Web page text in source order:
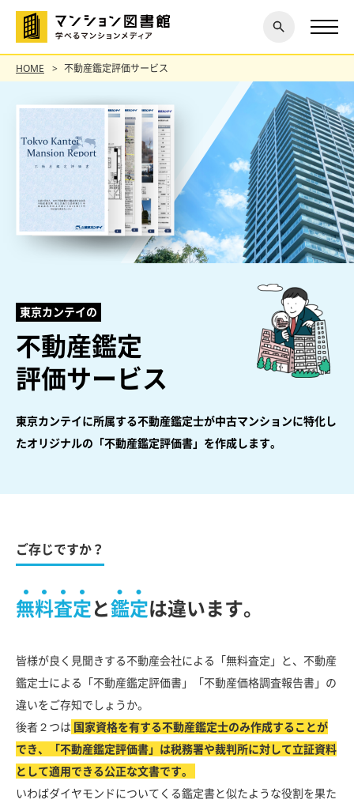
探す
閉じ
る
HOME 不動産鑑定評価サービス
東京カンテイの
不動産鑑定
評価サービス
東京カンテイに所属する不動産鑑定士が中古マンションに特化し
たオリジナルの「不動産鑑定評価書」を作成します。
ご存じですか？
無料査定と鑑定は違います。
皆様が良く見聞きする不動産会社による「無料査定」と、不動産
鑑定士による「不動産鑑定評価書」「不動産価格調査報告書」の
違いをご存知でしょうか。
後者２つは 国家資格を有する不動産鑑定士のみ作成することが
でき、「不動産鑑定評価書」は税務署や裁判所に対して立証資料
として適用できる公正な文書です。
いわばダイヤモンドについてくる鑑定書と似たような役割を果た